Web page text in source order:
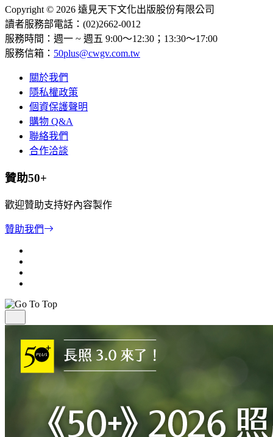
Copyright © 2026 遠見天下文化出版股份有限公司
讀者服務部電話：(02)2662-0012
服務時間：週一 ~ 週五 9:00～12:30；13:30～17:00
服務信箱： 50plus@cwgv.com.tw
關於我們
隱私權政策
個資保護聲明
購物 Q&A
聯絡我們
合作洽談
贊助50+
歡迎贊助支持好內容製作
贊助我們